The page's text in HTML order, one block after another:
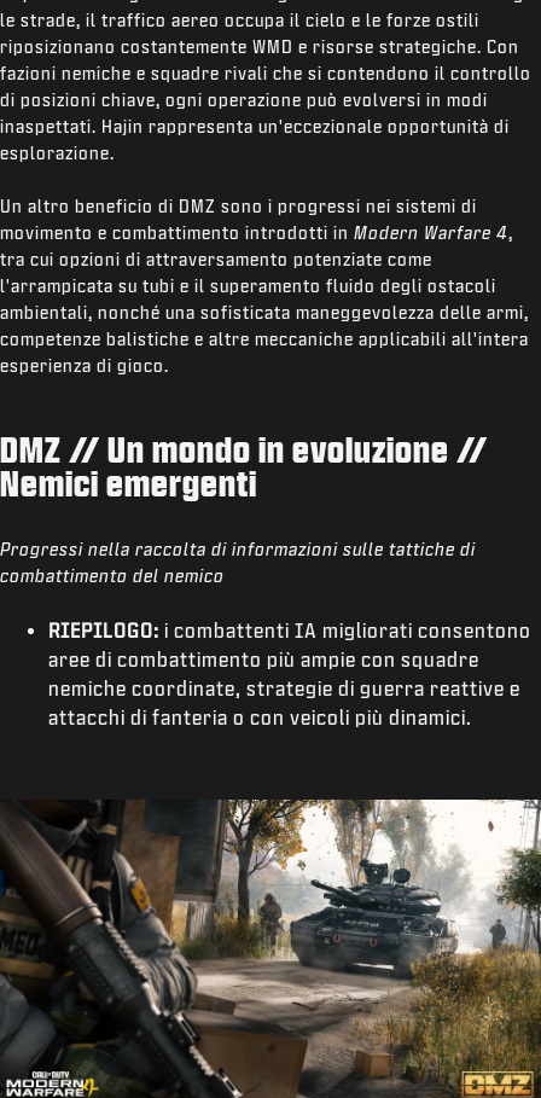
le strade, il traffico aereo occupa il cielo e le forze ostili
riposizionano costantemente WMD e risorse strategiche. Con
fazioni nemiche e squadre rivali che si contendono il controllo
di posizioni chiave, ogni operazione può evolversi in modi
inaspettati. Hajin rappresenta un'eccezionale opportunità di
esplorazione.
Un altro beneficio di DMZ sono i progressi nei sistemi di
movimento e combattimento introdotti in Modern Warfare 4,
tra cui opzioni di attraversamento potenziate come
l'arrampicata su tubi e il superamento fluido degli ostacoli
ambientali, nonché una sofisticata maneggevolezza delle armi,
competenze balistiche e altre meccaniche applicabili all'intera
esperienza di gioco.
DMZ // Un mondo in evoluzione //
Nemici emergenti
Progressi nella raccolta di informazioni sulle tattiche di
combattimento del nemico
RIEPILOGO: i combattenti IA migliorati consentono
aree di combattimento più ampie con squadre
nemiche coordinate, strategie di guerra reattive e
attacchi di fanteria o con veicoli più dinamici.